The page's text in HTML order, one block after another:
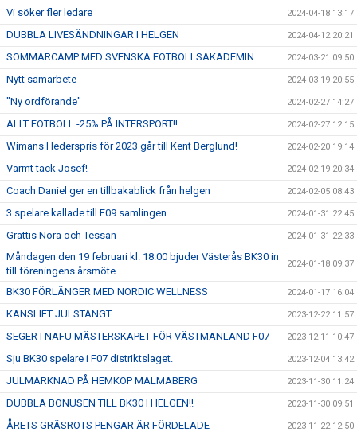
Vi söker fler ledare 2024-04-18 13:17
DUBBLA LIVESÄNDNINGAR I HELGEN 2024-04-12 20:21
SOMMARCAMP MED SVENSKA FOTBOLLSAKADEMIN 2024-03-21 09:50
Nytt samarbete 2024-03-19 20:55
"Ny ordförande" 2024-02-27 14:27
ALLT FOTBOLL -25% PÅ INTERSPORT!! 2024-02-27 12:15
Wimans Hederspris för 2023 går till Kent Berglund! 2024-02-20 19:14
Varmt tack Josef! 2024-02-19 20:34
Coach Daniel ger en tillbakablick från helgen 2024-02-05 08:43
3 spelare kallade till F09 samlingen... 2024-01-31 22:45
Grattis Nora och Tessan 2024-01-31 22:33
Måndagen den 19 februari kl. 18:00 bjuder Västerås BK30 in
till föreningens årsmöte.
2024-01-18 09:37
BK30 FÖRLÄNGER MED NORDIC WELLNESS 2024-01-17 16:04
KANSLIET JULSTÄNGT 2023-12-22 11:57
SEGER I NAFU MÄSTERSKAPET FÖR VÄSTMANLAND F07 2023-12-11 10:47
Sju BK30 spelare i F07 distriktslaget. 2023-12-04 13:42
JULMARKNAD PÅ HEMKÖP MALMABERG 2023-11-30 11:24
DUBBLA BONUSEN TILL BK30 I HELGEN!! 2023-11-30 09:51
ÅRETS GRÄSROTS PENGAR ÄR FÖRDELADE 2023-11-22 12:50